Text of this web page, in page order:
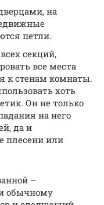
на
петли.
секций,
все места
к стенам комнаты.
хоть
Он не только
на него
да и
плесени или
–
обычному